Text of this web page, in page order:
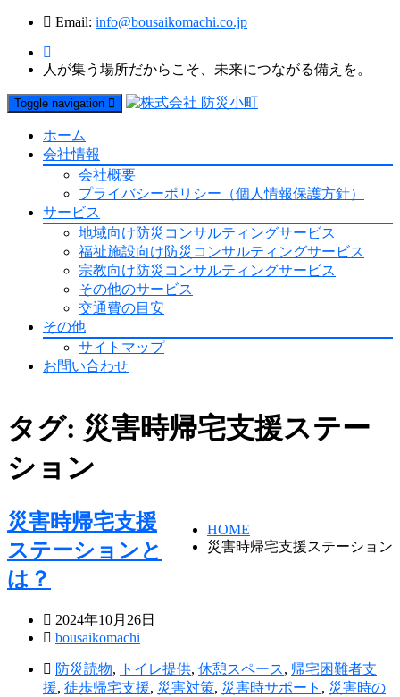
Email: info@bousaikomachi.co.jp
人が集う場所だからこそ、未来につながる備えを。
Toggle navigation
ホーム
会社情報
会社概要
プライバシーポリシー（個人情報保護方針）
サービス
地域向け防災コンサルティングサービス
福祉施設向け防災コンサルティングサービス
宗教向け防災コンサルティングサービス
その他のサービス
交通費の目安
その他
サイトマップ
お問い合わせ
タグ: 災害時帰宅支援ステー
ション
HOME
災害時帰宅支援ステーション
災害時帰宅支援
ステーションと
は？
2024年10月26日
bousaikomachi
防災読物, トイレ提供, 休憩スペース, 帰宅困難者支
援, 徒歩帰宅支援, 災害対策, 災害時サポート , 災害時の